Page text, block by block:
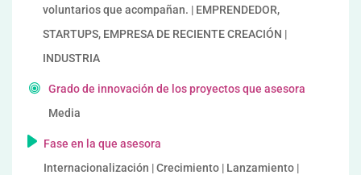
voluntarios que acompañan. | EMPRENDEDOR,
STARTUPS, EMPRESA DE RECIENTE CREACIÓN |
INDUSTRIA
Grado de innovación de los proyectos que asesora
Media
Fase en la que asesora
Internacionalización | Crecimiento | Lanzamiento |